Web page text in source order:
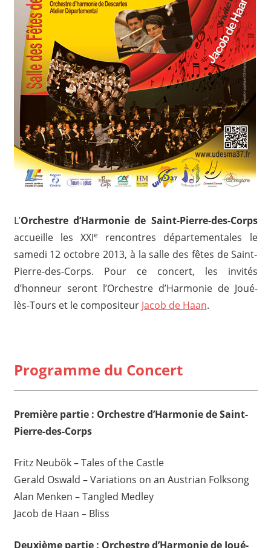
L’Orchestre d’Harmonie de Saint-Pierre-des-Corps
accueille les XXIe rencontres départementales le
samedi 12 octobre 2013, à la salle des fêtes de Saint-
Pierre-des-Corps. Pour ce concert, les invités
d’honneur seront l’Orchestre d’Harmonie de Joué-
lès-Tours et le compositeur Jacob de Haan.
Programme du Concert
Première partie : Orchestre d’Harmonie de Saint-
Pierre-des-Corps
Fritz Neubök – Tales of the Castle
Gerald Oswald – Variations on an Austrian Folksong
Alan Menken – Tangled Medley
Jacob de Haan – Bliss
Deuxième partie : Orchestre d’Harmonie de Joué-